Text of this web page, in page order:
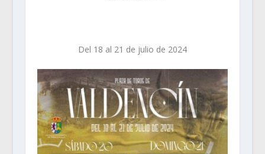
Del 18 al 21 de julio de 2024